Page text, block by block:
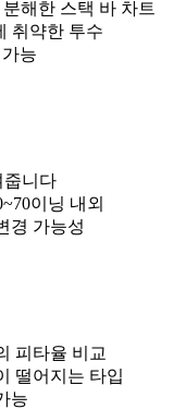
분해한 스택 바 차트
취약한 투수
능
줍니다
이닝 내외
경 가능성
피타율 비교
떨어지는 타입
능